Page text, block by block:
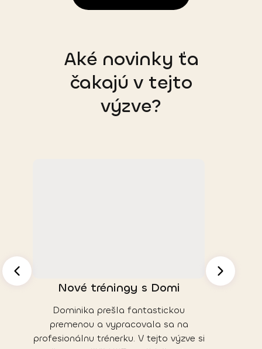
Aké novinky ťa
čakajú v tejto
výzve?
Nové tréningy s Domi
Dominika prešla fantastickou
premenou a vypracovala sa na
profesionálnu trénerku. V tejto výzve si